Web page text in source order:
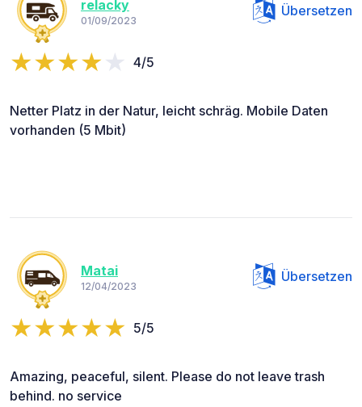
relacky
01/09/2023
Übersetzen
4/5
Netter Platz in der Natur, leicht schräg. Mobile Daten
vorhanden (5 Mbit)
Matai
12/04/2023
Übersetzen
5/5
Amazing, peaceful, silent. Please do not leave trash
behind. no service